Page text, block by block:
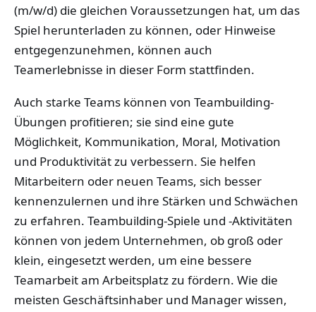
(m/w/d) die gleichen Voraussetzungen hat, um das
Spiel herunterladen zu können, oder Hinweise
entgegenzunehmen, können auch
Teamerlebnisse in dieser Form stattfinden.
Auch starke Teams können von Teambuilding-
Übungen profitieren; sie sind eine gute
Möglichkeit, Kommunikation, Moral, Motivation
und Produktivität zu verbessern. Sie helfen
Mitarbeitern oder neuen Teams, sich besser
kennenzulernen und ihre Stärken und Schwächen
zu erfahren. Teambuilding-Spiele und -Aktivitäten
können von jedem Unternehmen, ob groß oder
klein, eingesetzt werden, um eine bessere
Teamarbeit am Arbeitsplatz zu fördern. Wie die
meisten Geschäftsinhaber und Manager wissen,